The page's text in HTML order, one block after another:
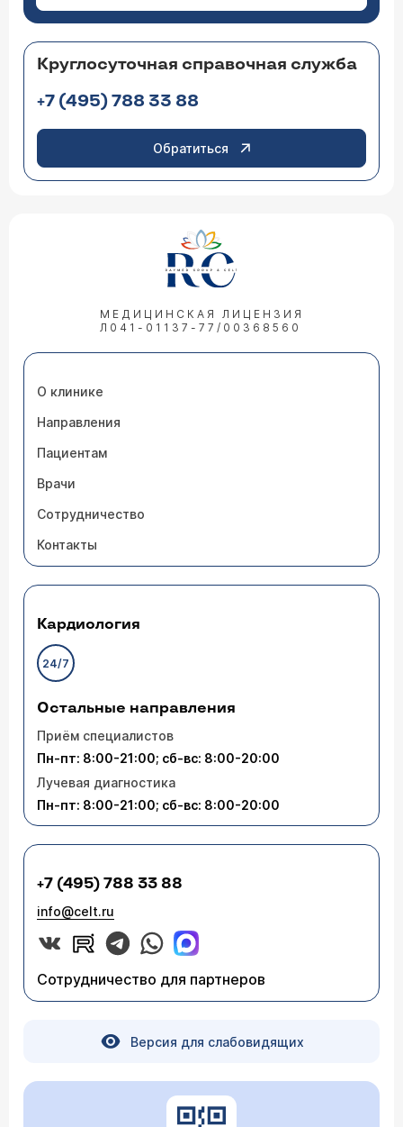
Круглосуточная справочная служба
+7 (495) 788 33 88
Обратиться
МЕДИЦИНСКАЯ ЛИЦЕНЗИЯ
Л041-01137-77/00368560
О клинике
Направления
Пациентам
Врачи
Сотрудничество
Контакты
Кардиология
24/7
Остальные направления
Приём специалистов
Пн-пт: 8:00-21:00; сб-вс: 8:00-20:00
Лучевая диагностика
Пн-пт: 8:00-21:00; сб-вс: 8:00-20:00
+7 (495) 788 33 88
info@celt.ru
Сотрудничество для партнеров
Версия для слабовидящих